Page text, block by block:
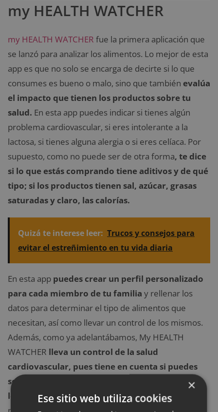
my HEALTH WATCHER
my HEALTH WATCHER fue la primera aplicación que
se lanzó para analizar los alimentos. Lo mejor de esta
app es que no solo se encarga de decirte si lo que
consumes es bueno o malo, sino que también evalúa
el impacto que tienen los productos sobre tu
salud. En esta app puedes indicar si tienes algún
problema cardiovascular, si eres intolerante a la
lactosa, si tienes alguna alergia o si eres celíaca. Por
supuesto, como no puede ser de otra forma, te dice
si lo que estás comprando tiene aditivos y de qué
tipo; si los productos tienen sal, azúcar, grasas
saturadas y claro, las calorías.
Quizá te interese leer: Trucos y consejos para
evitar el estreñimiento en tu vida diaria
En esta app puedes crear un perfil personalizado
para cada miembro de tu familia y rellenar los
datos para determinar el tipo de alimentos que
necesitan, así como llevar un control de los mismos.
Además, como ya adelantábamos, My HEALTH
WATCHER lleva un control de la salud
cardiovascular, pues tiene en cuenta si puedes
ser propensa a algún problema y te recomienda
los productos que deberías consumir.También
×
Ese sitio web utiliza cookies